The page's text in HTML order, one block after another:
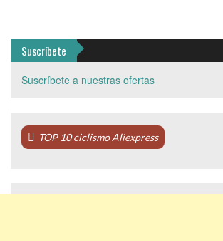
Suscríbete
Suscríbete a nuestras ofertas
TOP 10 ciclismo Aliexpress